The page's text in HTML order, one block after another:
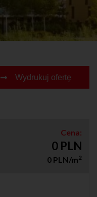
Wydrukuj ofertę
Cena:
0 PLN
0 PLN/m2